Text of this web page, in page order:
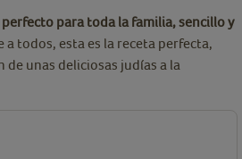
para toda la familia, sencillo y
a todos, esta es la receta perfecta,
de unas deliciosas judías a la